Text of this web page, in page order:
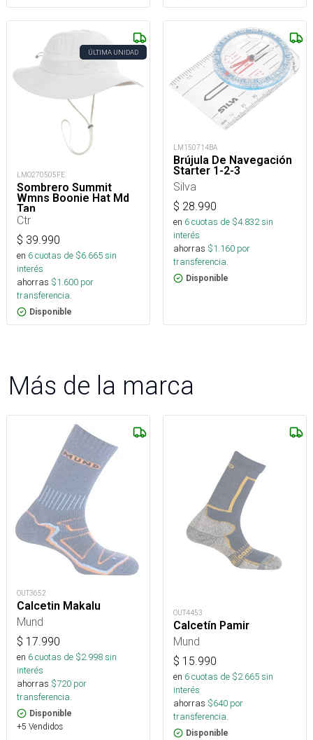
ÚLTIMA UNIDAD
LMO270505FE
Sombrero Summit
Wmns Boonie Hat Md
Tan
Ctr
$ 39.990
en 6cuotas de $6.665sin
interés
ahorras $1.600 por
transferencia.
Disponible
LM150714BA
Brújula De Navegación
Starter 1-2-3
Silva
$ 28.990
en 6cuotas de $4.832sin
interés
ahorras $1.160 por
transferencia.
Disponible
Más de la marca
OUT3652
Calcetin Makalu
Mund
$ 17.990
en 6cuotas de $2.998sin
interés
ahorras $720 por
transferencia.
Disponible
+5 Vendidos
OUT4453
Calcetín Pamir
Mund
$ 15.990
en 6cuotas de $2.665sin
interés
ahorras $640 por
transferencia.
Disponible